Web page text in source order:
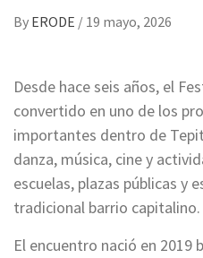
By ERODE / 19 mayo, 2026
Desde hace seis años, el
convertido en uno de los
importantes dentro de
danza, música, cine y
escuelas, plazas públicas y
tradicional barrio capitalino.
El encuentro nació en 2019